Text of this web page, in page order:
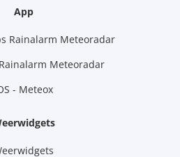
App
Rainalarm Meteoradar
Meteoradar
- Meteox